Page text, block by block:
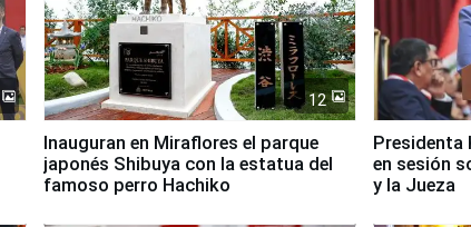
12
Inauguran en Miraflores el parque
japonés Shibuya con la estatua del
famoso perro Hachiko
Presidenta
en sesión
y la Jueza